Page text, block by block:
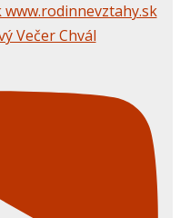
Večer Chvál